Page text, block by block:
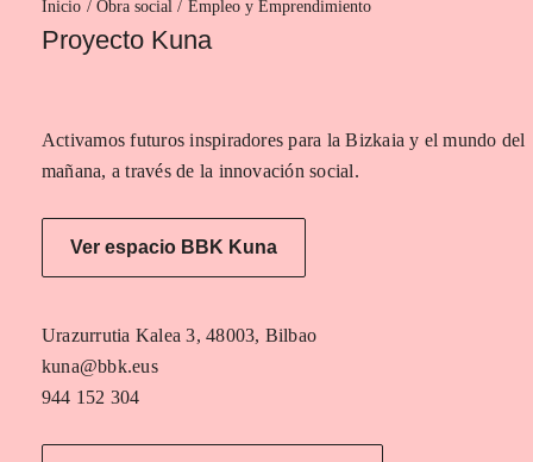
Inicio Empleo y Emprendimiento
Proyecto Kuna
Activamos futuros inspiradores para la Bizkaia y el mundo del
mañana, a través de la innovación social.
Ver espacio BBK Kuna
Urazurrutia Kalea 3, 48003, Bilbao
kuna@bbk.eus
944 152 304